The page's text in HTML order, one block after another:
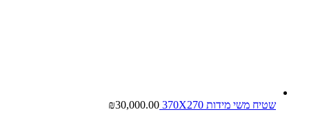
שטיח משי מידות 370X270 ₪30,000.00